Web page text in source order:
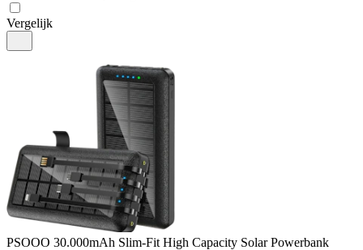
Vergelijk
PSOOO 30.000mAh Slim-Fit High Capacity Solar Powerbank